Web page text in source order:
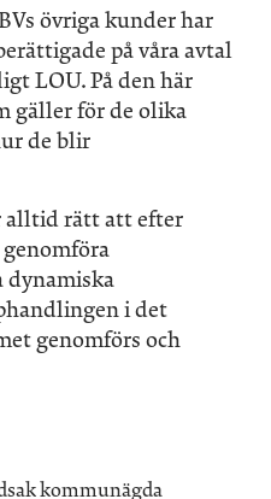
övriga kunder har
på våra avtal
LOU. På den här
gäller för de olika
de blir
alltid rätt att efter
dynamiska
i det
genomförs och
kommunägda